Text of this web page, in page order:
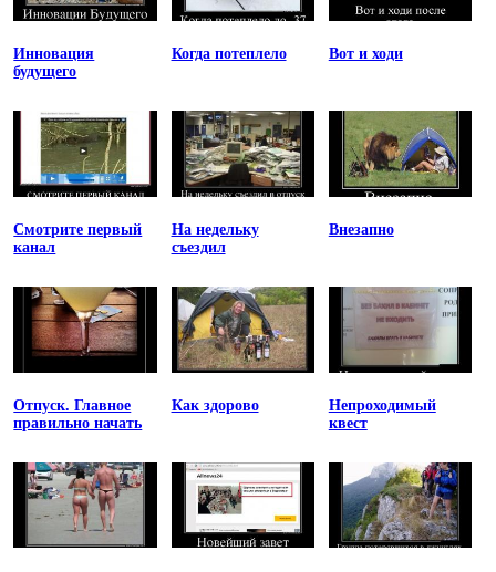
Инновация
будущего
Когда потеплело Вот и ходи
Смотрите первый
канал
На недельку
съездил
Внезапно
Отпуск. Главное
правильно начать
Как здорово
Непроходимый
квест